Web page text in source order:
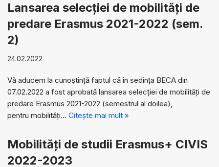
Lansarea selecției de mobilități de
predare Erasmus 2021-2022 (sem.
2)
24.02.2022
Vă aducem la cunoștință faptul că în sedința BECA din
07.02.2022 a fost aprobată lansarea selecției de mobilități de
predare Erasmus 2021-2022 (semestrul al doilea),
pentru mobilități… Citește mai mult »
Mobilități de studii Erasmus+ CIVIS
2022-2023